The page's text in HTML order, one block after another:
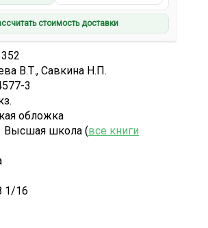
стоимость доставки
В.Т., Савкина Н.П.
3
обложка
Высшая школа (все книги
1/16